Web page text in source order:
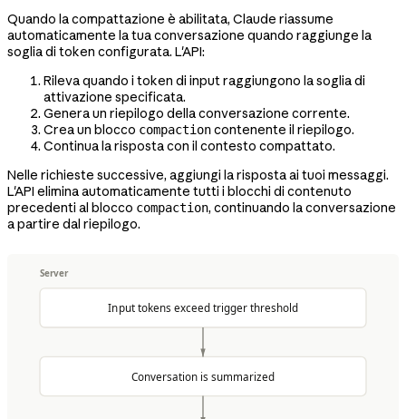
Quando la compattazione è abilitata, Claude riassume
automaticamente la tua conversazione quando raggiunge la
soglia di token configurata. L'API:
Rileva quando i token di input raggiungono la soglia di
attivazione specificata.
Genera un riepilogo della conversazione corrente.
Crea un blocco compactioncontenente il riepilogo.
Continua la risposta con il contesto compattato.
Nelle richieste successive, aggiungi la risposta ai tuoi messaggi.
L'API elimina automaticamente tutti i blocchi di contenuto
precedenti al blocco compaction, continuando la conversazione
a partire dal riepilogo.